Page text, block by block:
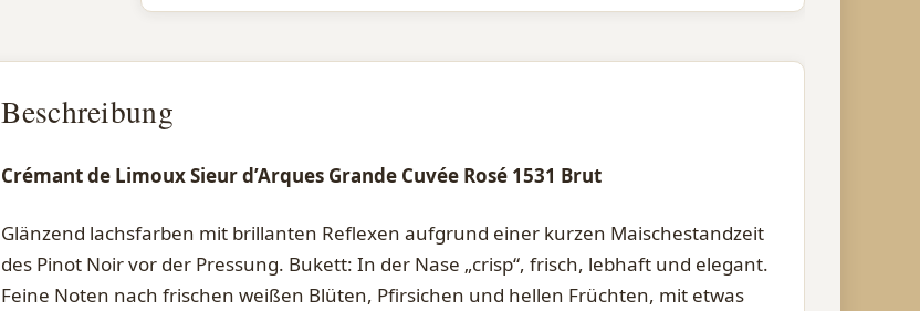
Beschreibung
Crémant de Limoux Sieur d’Arques Grande Cuvée Rosé 1531 Brut
Glänzend lachsfarben mit brillanten Reflexen aufgrund einer kurzen Maischestandzeit
des Pinot Noir vor der Pressung. Bukett: In der Nase „crisp“, frisch, lebhaft und elegant.
Feine Noten nach frischen weißen Blüten, Pfirsichen und hellen Früchten, mit etwas